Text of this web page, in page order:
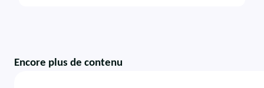
Encore plus de contenu